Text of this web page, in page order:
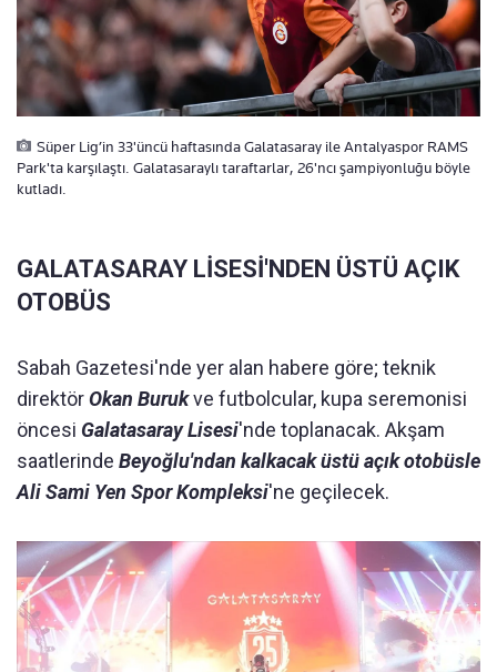
Süper Lig’in 33'üncü haftasında Galatasaray ile Antalyaspor RAMS
Park'ta karşılaştı. Galatasaraylı taraftarlar, 26'ncı şampiyonluğu böyle
kutladı.
GALATASARAY LİSESİ'NDEN ÜSTÜ AÇIK
OTOBÜS
Sabah Gazetesi'nde yer alan habere göre; teknik
direktörOkan Burukve futbolcular, kupa seremonisi
öncesi Galatasaray Lisesi'nde toplanacak. Akşam
saatlerinde Beyoğlu'ndan kalkacak üstü açık otobüsle
Ali Sami Yen Spor Kompleksi'ne geçilecek.